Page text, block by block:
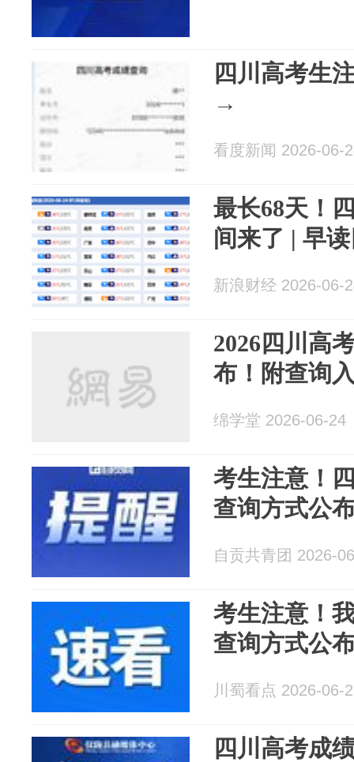
四川高考生
→
看度新闻 2026-06-
最长68天！
间来了 | 早
新浪财经 2026-06-
2026四川高
布！附查询
绵学堂 2026-06-24
考生注意！
查询方式公
自贡共青团 2026-
考生注意！
查询方式公
川蜀看点 2026-06-
四川高考成